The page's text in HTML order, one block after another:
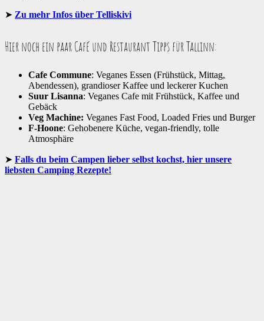
Zu mehr Infos über Telliskivi
Hier noch ein paar Café und Restaurant Tipps für Tallinn:
Cafe Commune: Veganes Essen (Frühstück, Mittag,
Abendessen), grandioser Kaffee und leckerer Kuchen
Suur Lisanna: Veganes Cafe mit Frühstück, Kaffee und
Gebäck
Veg Machine: Veganes Fast Food, Loaded Fries und Burger
F-Hoone: Gehobenere Küche, vegan-friendly, tolle
Atmosphäre
Falls du beim Campen lieber selbst kochst, hier unsere
liebsten Camping Rezepte!